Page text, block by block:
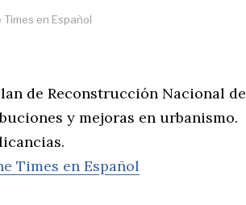
Times en Español
de Reconstrucción Nacional de
y mejoras en urbanismo.
Times en Español